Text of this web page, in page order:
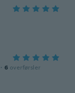
· 6 overførsler